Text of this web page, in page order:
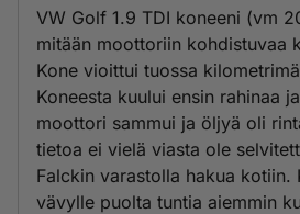
VW Golf 1.9 TDI koneeni (vm
mitään moottoriin kohdistuvaa
Kone vioittui tuossa
Koneesta kuului ensin rahinaa
moottori sammui ja öljyä oli
tietoa ei vielä viasta ole
Falckin varastolla hakua kotiin.
vävylle puolta tuntia aiemmin